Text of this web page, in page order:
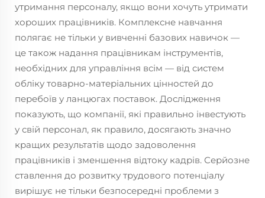
утримання персоналу, якщо вони хочуть утримати
хороших працівників. Комплексне навчання
полягає не тільки у вивченні базових навичок —
це також надання працівникам інструментів,
необхідних для управління всім — від систем
обліку товарно-матеріальних цінностей до
перебоїв у ланцюгах поставок. Дослідження
показують, що компанії, які правильно інвестують
у свій персонал, як правило, досягають значно
кращих результатів щодо задоволення
працівників і зменшення відтоку кадрів. Серйозне
ставлення до розвитку трудового потенціалу
вирішує не тільки безпосередні проблеми з